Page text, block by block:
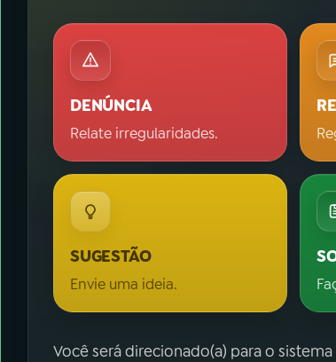
DENÚNCIA
Relate irregularidades.
SUGESTÃO
Envie uma ideia.
Você será direcionado(a) para o sistema